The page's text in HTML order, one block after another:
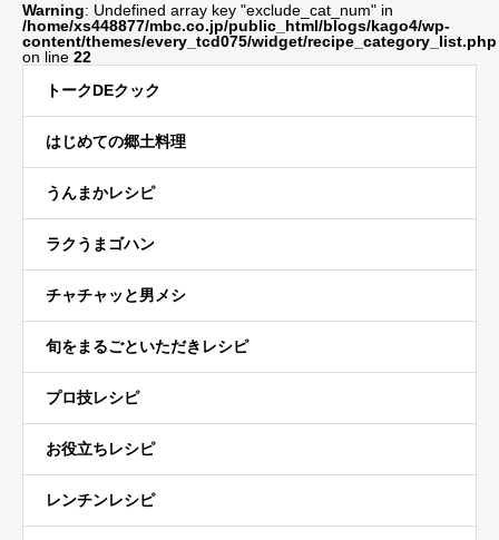
Warning: Undefined array key "exclude_cat_num" in
/home/xs448877/mbc.co.jp/public_html/blogs/kago4/wp-
content/themes/every_tcd075/widget/recipe_category_list.php
on line 22
トークDEクック
はじめての郷土料理
うんまかレシピ
ラクうまゴハン
チャチャッと男メシ
旬をまるごといただきレシピ
プロ技レシピ
お役立ちレシピ
レンチンレシピ